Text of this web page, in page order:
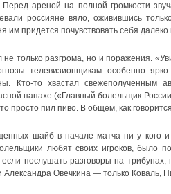
Перед ареной на полной громкости
россияне вяло, оживившись
им придется почувствовать себя
только разгрома, но и поражения.
телевизионщикам особенно
Кто-то хвастал свежеполученным
папахе («Главный болельщик
просто пил пиво. В общем, как
шайб в начале матча ни у кого
любят своих игроков,
послушать разговоры на
Александра Овечкина — только Коваль,